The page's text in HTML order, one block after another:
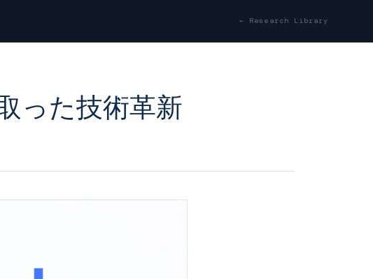
← Research Library
った技術革新